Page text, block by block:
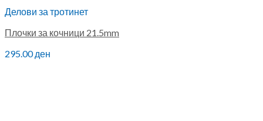
Делови за тротинет
Плочки за кочници 21.5mm
295.00ден